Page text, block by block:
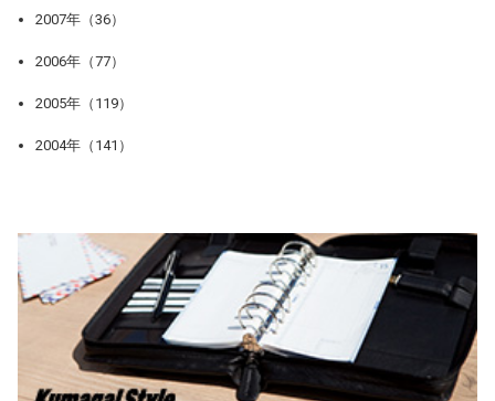
2007年（36）
2006年（77）
2005年（119）
2004年（141）